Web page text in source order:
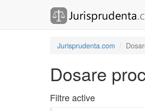
Jurisprudenta.com
Dosare
Filtre active